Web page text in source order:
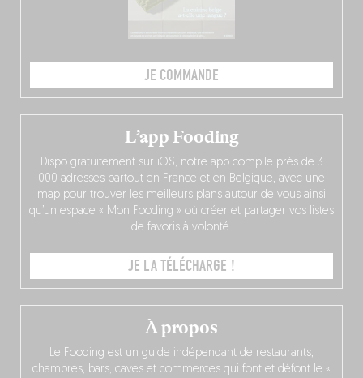
JE COMMANDE
À propos
Le Fooding est un guide indépendant de restaurants,
chambres, bars, caves et commerces qui font et défont le «
L’app Fooding
Dispo gratuitement sur iOS, notre app compile près de 3
000 adresses partout en France et en Belgique, avec une
map pour trouver les meilleurs plans autour de vous ainsi
qu’un espace « Mon Fooding » où créer et partager vos listes
de favoris à volonté.
JE LA TÉLÉCHARGE !